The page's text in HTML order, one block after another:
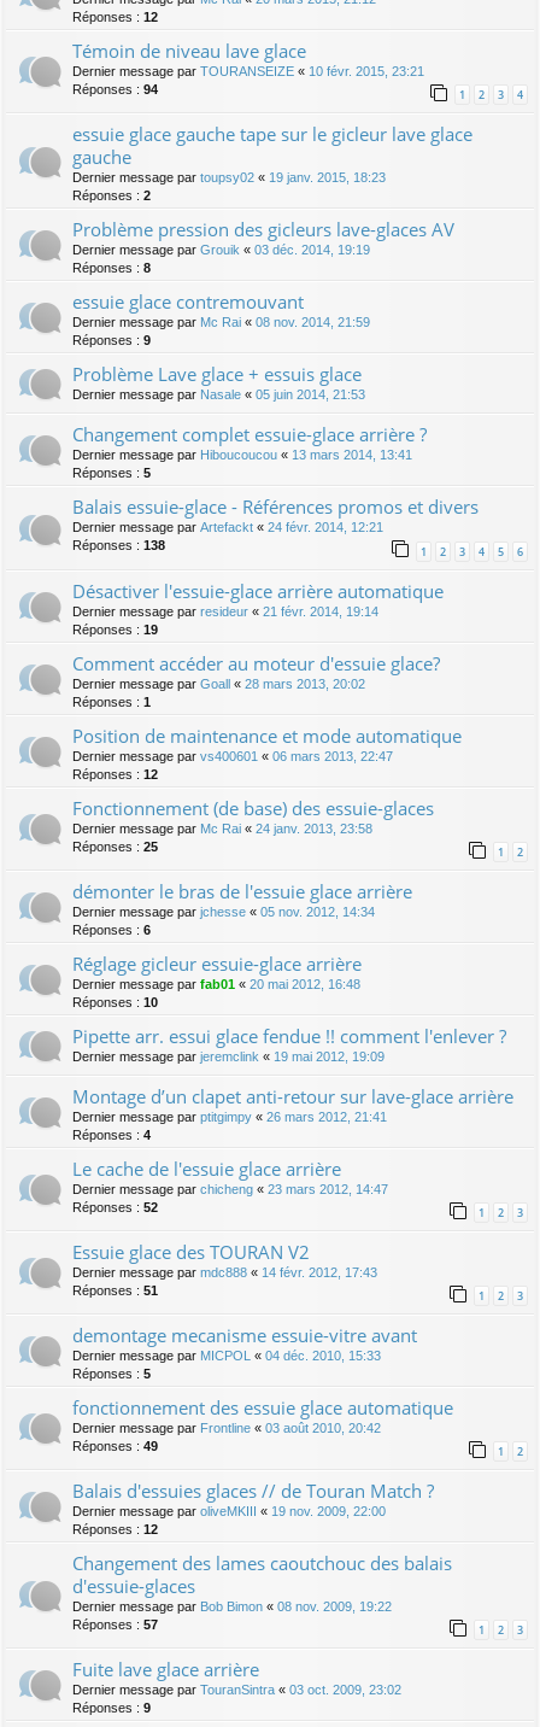
Réponses : 12
Témoin de niveau lave glace
Dernier message par TOURANSEIZE « 10 févr. 2015, 23:21
Réponses : 94 1 2 3 4
essuie glace gauche tape sur le gicleur lave glace
gauche
Dernier message par toupsy02 « 19 janv. 2015, 18:23
Réponses : 2
Problème pression des gicleurs lave-glaces AV
Dernier message par Grouik « 03 déc. 2014, 19:19
Réponses : 8
essuie glace contremouvant
Dernier message par Mc Rai « 08 nov. 2014, 21:59
Réponses : 9
Problème Lave glace + essuis glace
Dernier message par Nasale « 05 juin 2014, 21:53
Changement complet essuie-glace arrière ?
Dernier message par Hiboucoucou « 13 mars 2014, 13:41
Réponses : 5
Balais essuie-glace - Références promos et divers
Dernier message par Artefackt « 24 févr. 2014, 12:21
Réponses : 138 1 2 3 4 5 6
Désactiver l'essuie-glace arrière automatique
Dernier message par resideur « 21 févr. 2014, 19:14
Réponses : 19
Comment accéder au moteur d'essuie glace?
Dernier message par Goall « 28 mars 2013, 20:02
Réponses : 1
Position de maintenance et mode automatique
Dernier message par vs400601 « 06 mars 2013, 22:47
Réponses : 12
Fonctionnement (de base) des essuie-glaces
Dernier message par Mc Rai « 24 janv. 2013, 23:58
Réponses : 25 1 2
démonter le bras de l'essuie glace arrière
Dernier message par jchesse « 05 nov. 2012, 14:34
Réponses : 6
Réglage gicleur essuie-glace arrière
Dernier message par fab01 « 20 mai 2012, 16:48
Réponses : 10
Pipette arr. essui glace fendue !! comment l'enlever ?
Dernier message par jeremclink « 19 mai 2012, 19:09
Montage d’un clapet anti-retour sur lave-glace arrière
Dernier message par ptitgimpy « 26 mars 2012, 21:41
Réponses : 4
Le cache de l'essuie glace arrière
Dernier message par chicheng « 23 mars 2012, 14:47
Réponses : 52 1 2 3
Essuie glace des TOURAN V2
Dernier message par mdc888 « 14 févr. 2012, 17:43
Réponses : 51 1 2 3
demontage mecanisme essuie-vitre avant
Dernier message par MICPOL « 04 déc. 2010, 15:33
Réponses : 5
fonctionnement des essuie glace automatique
Dernier message par Frontline « 03 août 2010, 20:42
Réponses : 49 1 2
Balais d'essuies glaces // de Touran Match ?
Dernier message par oliveMKIII « 19 nov. 2009, 22:00
Réponses : 12
Changement des lames caoutchouc des balais
d'essuie-glaces
Dernier message par Bob Bimon « 08 nov. 2009, 19:22
Réponses : 57 1 2 3
Fuite lave glace arrière
Dernier message par TouranSintra « 03 oct. 2009, 23:02
Réponses : 9